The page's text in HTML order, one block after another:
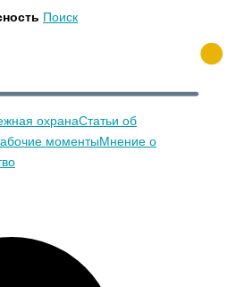
Поиск
охранаСтатьи об
моментыМнение о